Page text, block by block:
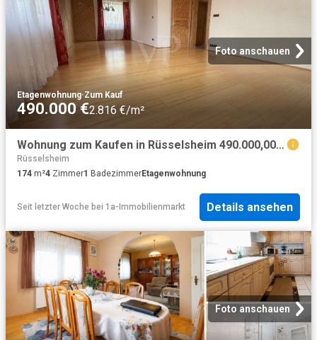
Foto anschauen
Etagenwohnung·Zum Kauf
490.000 €2.816 €/m²
Wohnung zum Kaufen in Rüsselsheim 490.000,00 EUR 174 m²
Rüsselsheim
174 m²4 Zimmer1 BadezimmerEtagenwohnung
Seit letzter Woche bei 1a-Immobilienmarkt Details ansehen
Foto anschauen